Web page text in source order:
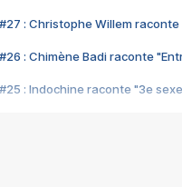
#27 : Christophe Willem
#26 : Chimène Badi raconte
#25 : Indochine raconte "3e